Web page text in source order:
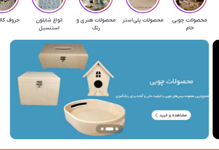
محصولات چوبی
خام
محصولات پلی‌استر
محصولات هنری و
رنگ
انواع شابلون
استنسیل
حروف